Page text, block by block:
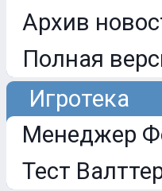
Архив
Полная
Игротека
Менеджер
Тест